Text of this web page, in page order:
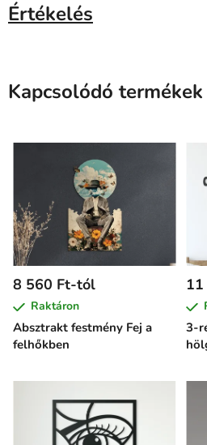
Értékelés
Kapcsolódó termékek
Absztrakt festmény Fej a
felhőkben
8 560 Ft-tól
Raktáron
3-